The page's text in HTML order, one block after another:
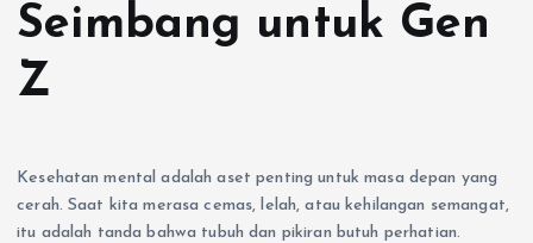
Seimbang untuk Gen
Z
Kesehatan mental adalah aset penting untuk masa depan yang
cerah. Saat kita merasa cemas, lelah, atau kehilangan semangat,
itu adalah tanda bahwa tubuh dan pikiran butuh perhatian.